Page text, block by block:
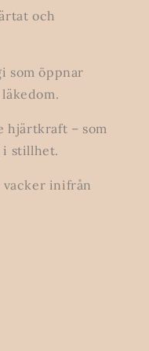
och
som öppnar
hjärtkraft – som
i stillhet.
vacker inifrån